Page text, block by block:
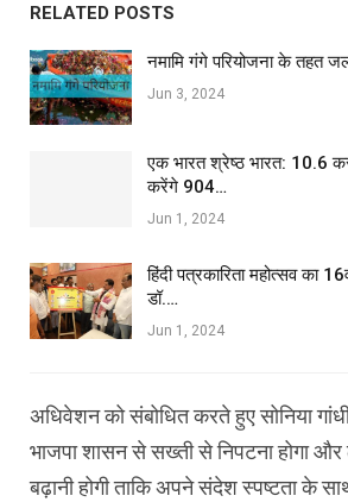
RELATED POSTS
नमामि गंगे परियोजना के तहत
Jun 3, 2024
एक भारत श्रेष्ठ भारत: 10.6
करेंगे 904…
Jun 1, 2024
हिंदी पत्रकारिता महोत्सव का
डॉ.…
Jun 1, 2024
अधिवेशन को संबोधित करते हुए सोनिया
भाजपा शासन से सख्ती से निपटना होगा
बढ़ानी होगी ताकि अपने संदेश स्पष्टता के